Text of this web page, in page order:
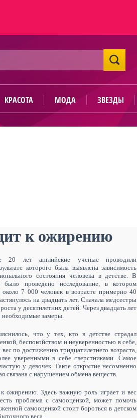
КРАСОТА МОДА ЗВЕЗДЫ
к ожирению
20 лет английские ученые проводили
которого была выявлена зависимость
состояния человека в детстве. В
было проведено исследование, в котором
7 000 человек в возрасте примерно 40
на двадцать лет. Сначала медсестры
у десятилетних детей. Через двадцать лет
необходимые замеры.
что у тех, кто в детстве страдал
, беспокойством и неуверенностью в себе,
весподостижениютридцатилетнего возраста,
увереннымив себе сверстниками. Самое
у девочек. Такое открытие несомненно
связанас нарушением обмена веществ.
ожирению. Здесь важную роль играет и вес
проблема с самооценкой, может помочь
самооценкой стоит бороться в детском
веса.